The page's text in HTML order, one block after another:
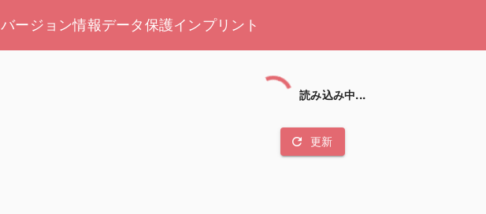
バージョン情報データ保護インプリント
読み込み中...
refresh 更新